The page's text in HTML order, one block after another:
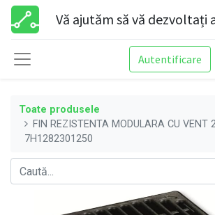
Vă ajutăm să vă dezvoltați
Autentificare
Toate produsele
FIN REZISTENTA MODULARA CU VENT
7H1282301250